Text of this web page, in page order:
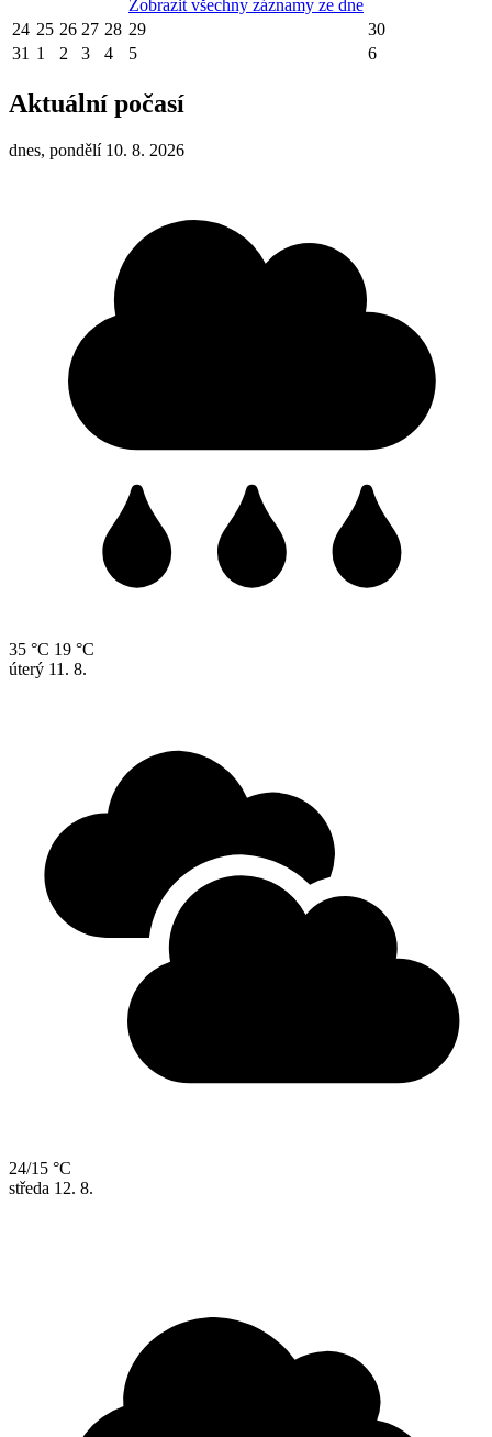
Zobrazit všechny záznamy ze dne
24 25 26 27 28 29
30
31 1 2 3 4 5 6
Aktuální počasí
dnes, pondělí 10. 8. 2026
35 °C 19 °C
úterý 11. 8.
24/15 °C
středa 12. 8.